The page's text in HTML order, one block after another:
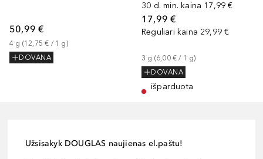
50,99 €
4 g (12,75 € / 1 g)
DOVANA
30 d. min. kaina 17,99 €
17,99 €
Reguliari kaina 29,99 €
3 g (6,00 € / 1 g)
DOVANA
išparduota
Užsisakyk DOUGLAS naujienas el.paštu!